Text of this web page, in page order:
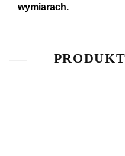
wymiarach.